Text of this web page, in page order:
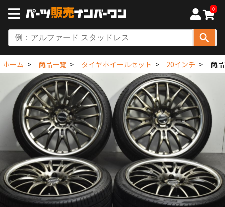
0
ホーム 商品一覧 タイヤホイールセット 20インチ 商